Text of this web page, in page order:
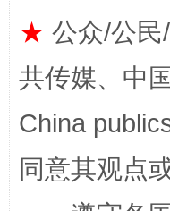
漫山遍野的桃花与雪
★ 公众/公
共传媒、中
China
同意其观点